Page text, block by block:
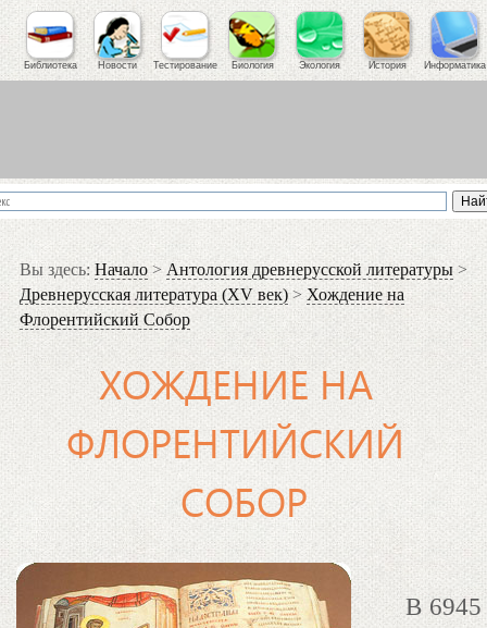
Библиотека Новости Тестирование Биология Экология История Информатика
Вы здесь: Начало > Антология древнерусской литературы>
Древнерусская литература (XV век) >Хождение на
Флорентийский Собор
ХОЖДЕНИЕ НА
ФЛОРЕНТИЙСКИЙ
СОБОР
В 6945